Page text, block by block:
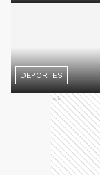
DEPORTES
Ads